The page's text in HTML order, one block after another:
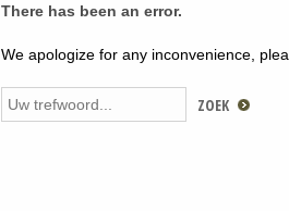
There has been an error.
We apologize for any inconvenience,